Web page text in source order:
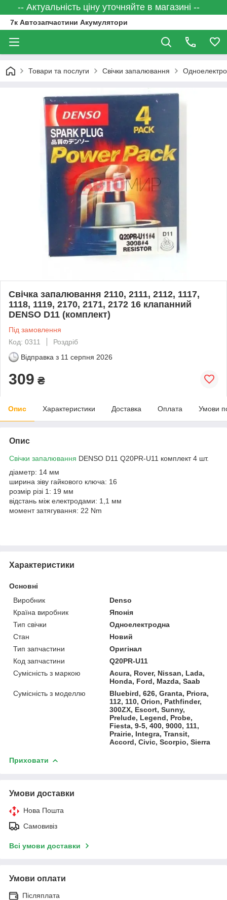
-- Актуальність ціну уточняйте в магазині --
7к Автозапчастини Акумулятори
Товари та послуги Свічки запалювання
Свічка запалювання 2110, 2111, 2112, 1117,
1118, 1119, 2170, 2171, 2172 16 клапанний
DENSO D11 (комплект)
Під замовлення
Код: 0311
Роздріб
Відправка з 11 серпня 2026
309 ₴
Опис Характеристики Доставка Оплата Умови
Опис
Свічки запалювання DENSO D11 Q20PR-U11 комплект 4 шт.
діаметр: 14 мм
ширина зіву гайкового ключа: 16
розмір різі 1: 19 мм
відстань між електродами: 1,1 мм
момент затягування: 22 Nm
Характеристики
Основні
Виробник
Denso
Країна виробник
Японія
Тип свічки
Одноелектродна
Стан
Новий
Тип запчастини
Оригінал
Код запчастини
Q20PR-U11
Сумісність з маркою
Acura, Rover, Nissan, Lada,
Honda, Ford, Mazda, Saab
Сумісність з моделлю
Bluebird, 626, Granta, Priora,
112, 110, Orion, Pathfinder,
300ZX, Escort, Sunny,
Prelude, Legend, Probe,
Fiesta, 9-5, 400, 9000, 111,
Prairie, Integra, Transit,
Accord, Civic, Scorpio, Sierra
Приховати
Умови доставки
Нова Пошта
Самовивіз
Всі умови доставки
Умови оплати
Післяплата